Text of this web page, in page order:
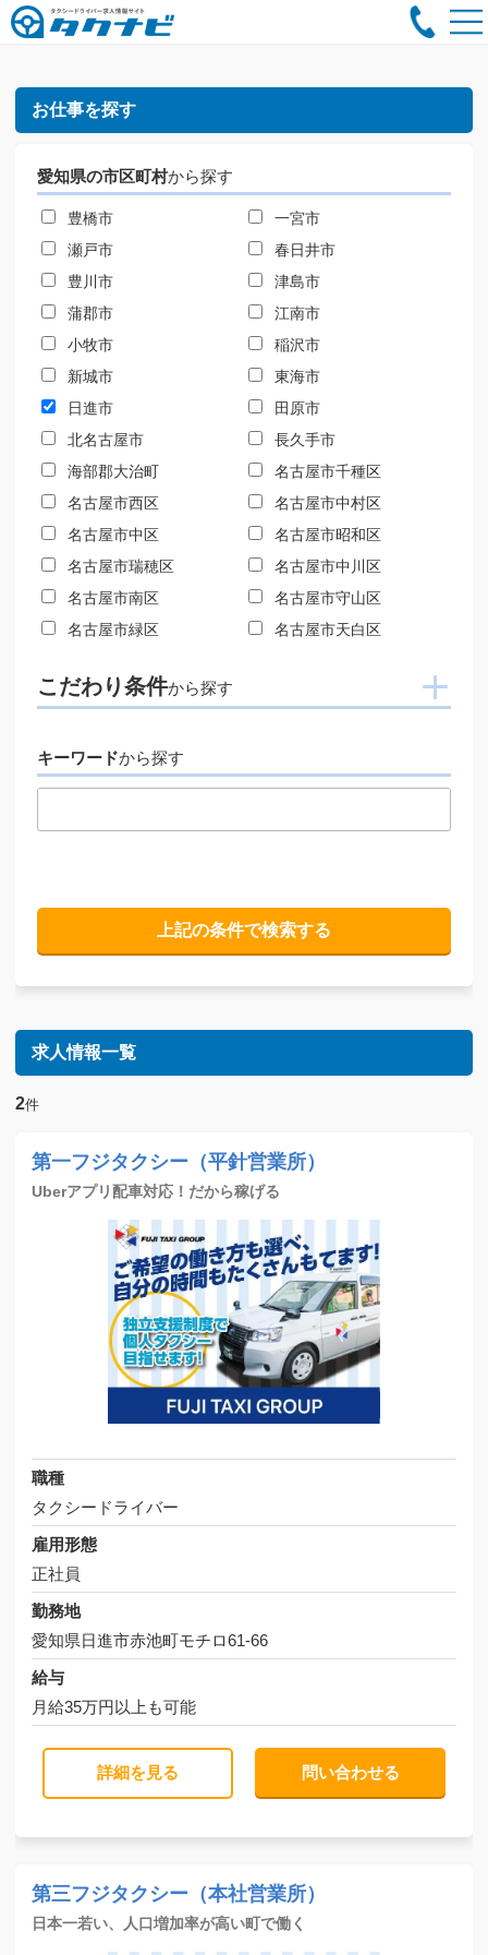
お仕事を探す
愛知県の市区町村から探す
豊橋市
一宮市
瀬戸市
春日井市
豊川市
津島市
蒲郡市
江南市
小牧市
稲沢市
新城市
東海市
日進市
田原市
北名古屋市
長久手市
海部郡大治町
名古屋市千種区
名古屋市西区
名古屋市中村区
名古屋市中区
名古屋市昭和区
名古屋市瑞穂区
名古屋市中川区
名古屋市南区
名古屋市守山区
名古屋市緑区
名古屋市天白区
こだわり条件から探す
キーワードから探す
求人情報一覧
2件
第一フジタクシー（平針営業所）
Uberアプリ配車対応！だから稼げる
職種
タクシードライバー
雇用形態
正社員
勤務地
愛知県日進市赤池町モチロ61-66
給与
月給35万円以上も可能
詳細を見る 問い合わせる
第三フジタクシー（本社営業所）
日本一若い、人口増加率が高い町で働く